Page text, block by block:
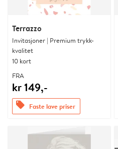
Terrazzo
Invitasjoner | Premium trykk-
kvalitet
10 kort
FRA
kr 149,-
offers Faste lave priser